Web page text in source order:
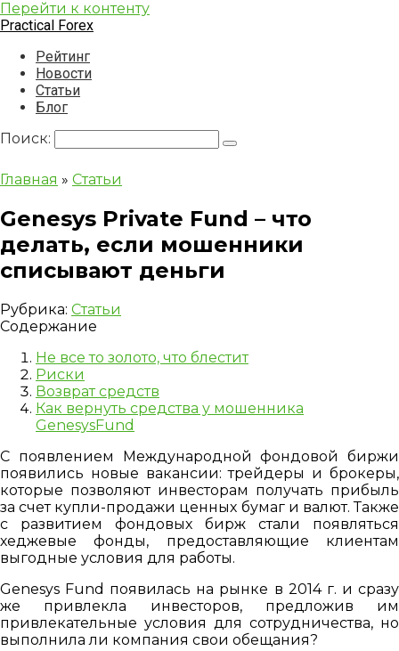
Перейти к контенту
Practical Forex
Рейтинг
Новости
Статьи
Блог
Поиск:
Главная » Статьи
Genesys Private Fund – что
делать, если мошенники
списывают деньги
Рубрика: Статьи
Содержание
Не все то золото, что блестит
Риски
Возврат средств
Как вернуть средства у мошенника
GenesysFund
С появлением Международной фондовой биржи
появились новые вакансии: трейдеры и брокеры,
которые позволяют инвесторам получать прибыль
за счет купли-продажи ценных бумаг и валют. Также
с развитием фондовых бирж стали появляться
хеджевые фонды, предоставляющие клиентам
выгодные условия для работы.
Genesys Fund появилась на рынке в 2014 г. и сразу
же привлекла инвесторов, предложив им
привлекательные условия для сотрудничества, но
выполнила ли компания свои обещания?